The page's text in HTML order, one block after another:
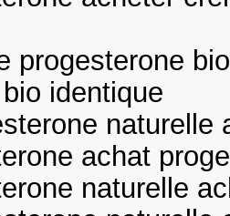
progesterone
identique
naturelle
achat
naturelle